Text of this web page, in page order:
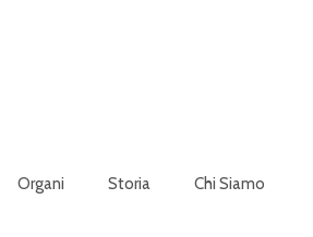
Organi Storia Chi Siamo